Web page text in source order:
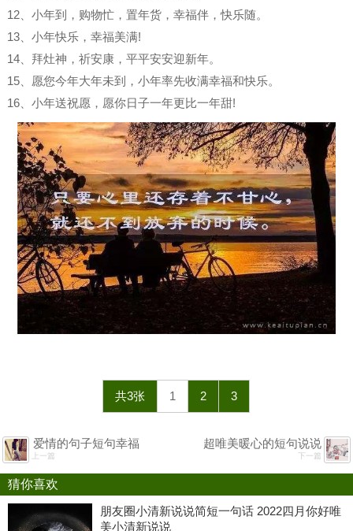
12、小年到，购物忙，置年货，幸福伴，快乐随。
13、小年快乐，幸福美满!
14、拜灶神，祈安康，平平安安迎新年。
15、愿您今年大年未到，小年率先收满幸福和快乐。
16、小年送祝愿，愿你日子一年更比一年甜!
共3张 1 2 3
爱情的句子短句幸福
上一篇
超唯美暖心的短句说说
下一篇
猜你喜欢
朋友圈小清新说说简短一句话 2022四月你好唯
美小清新说说